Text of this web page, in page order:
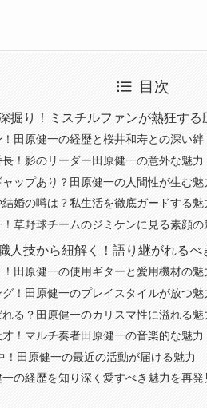
目次
掘り！ミスチルファンが熱狂する
田原健一の経歴と桜井和寿との深い絆
！影のリーダー田原健一の意外な魅力
ップあり？田原健一の人間性が生む魅
婚の噂は？私生活を徹底ガードする魅
草野球チームのジミケンに見る素顔の
人技から紐解く！語り継がれるべ
田原健一の使用ギターと愛用機材の魅
！田原健一のプレイスタイルが放つ魅
る？田原健一のカリスマ性に溢れる魅
！マルチ奏者田原健一の音楽的な魅力
！田原健一の最近の活動が届ける魅力
の経歴を知り深く愛すべき魅力を再発